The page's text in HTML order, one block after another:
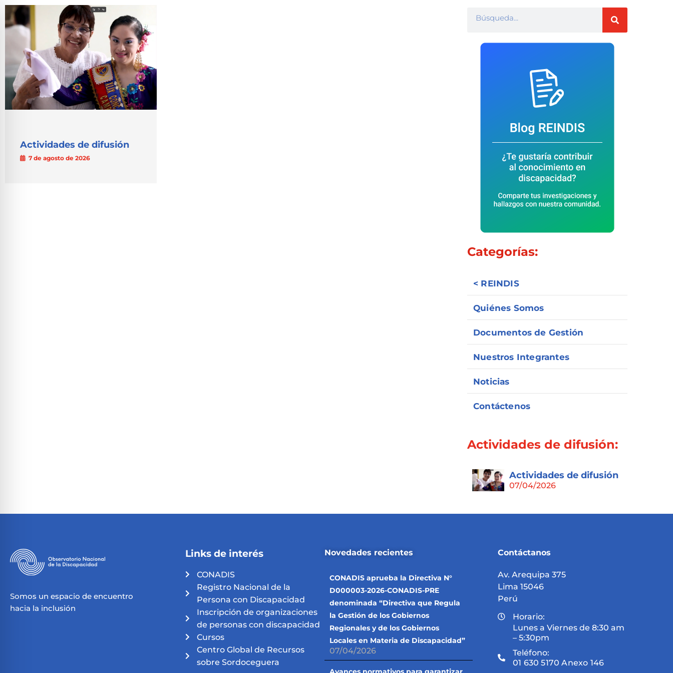
Actividades de difusión
7 de agosto de 2026
Categorías:
< REINDIS
Quiénes Somos
Documentos de Gestión
Nuestros Integrantes
Noticias
Contáctenos
Actividades de difusión:
Actividades de difusión
07/04/2026
Somos un espacio de encuentro
hacia la inclusión
Links de interés
CONADIS
Registro Nacional de la
Persona con Discapacidad
Inscripción de organizaciones
de personas con discapacidad
Cursos
Centro Global de Recursos
sobre Sordoceguera
Novedades recientes
CONADIS aprueba la Directiva N°
D000003-2026-CONADIS-PRE
denominada “Directiva que Regula
la Gestión de los Gobiernos
Regionales y de los Gobiernos
Locales en Materia de Discapacidad”
07/04/2026
Contáctanos
Av. Arequipa 375
Lima 15046
Perú
Horario:
Lunes a Viernes de 8:30 am
– 5:30pm
Teléfono:
01 630 5170 Anexo 146